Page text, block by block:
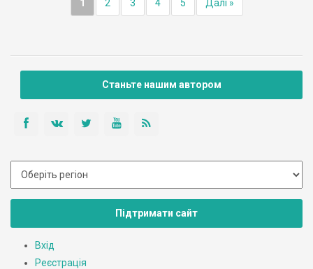
1 2 3 4 5 Далі »
Станьте нашим автором
Підтримати сайт
Вхід
Реєстрація